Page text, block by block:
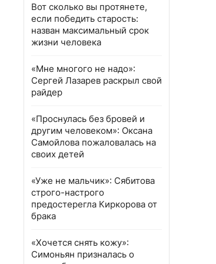
Вот сколько вы протянете,
если победить старость:
назван максимальный срок
жизни человека
«Мне многого не надо»:
Сергей Лазарев раскрыл свой
райдер
«Проснулась без бровей и
другим человеком»: Оксана
Самойлова пожаловалась на
своих детей
«Уже не мальчик»: Сябитова
строго-настрого
предостерегла Киркорова от
брака
«Хочется снять кожу»:
Симоньян призналась о